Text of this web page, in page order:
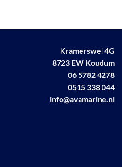
Kramerswei 4G
8723 EW Koudum
06 5782 4278
0515 338 044
info@avamarine.nl